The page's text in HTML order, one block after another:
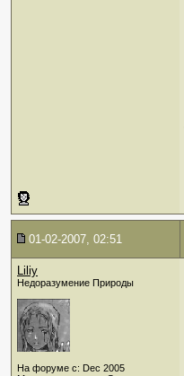
01-02-2007, 02:51
Liliy
Недоразумение Природы
На форуме с: Dec 2005